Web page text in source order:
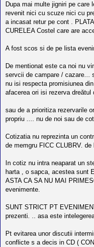
Dupa mai multe jigniri pe
revenit nici cu scuze nici cu
a incasat retur pe cont .
CURELEA Costel care are
A fost scos si de pe lista
De mentionat este ca noi nu
servcii de campare / cazare...
nu isi respecta promisiunea
afacerea ori isi rezerva
sau de a prioritiza rezervarile
propriu .... nu de noi sau de
Cotizatia nu reprezinta un
de memgru FICC CLUBRV.
In cotiz nu intra neaparat un
harta , o sapca, acestea sunt
ASTA CA SA NU MAI
evenimente.
SUNT STRICT PT
prezenti. .. asa este
Pt evitarea unor discutii
conflicte s a decis in CD (